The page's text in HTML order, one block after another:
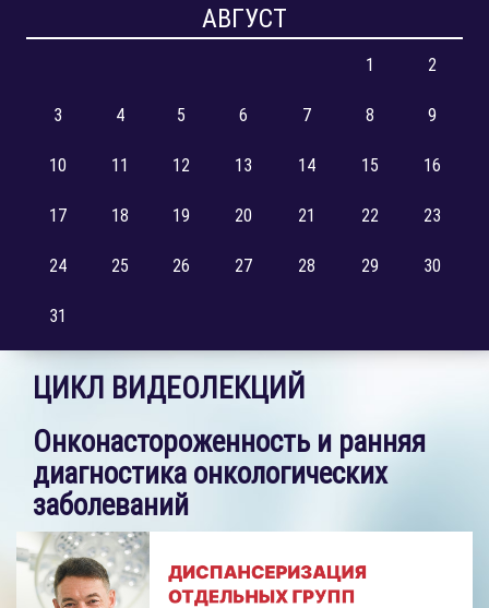
АВГУСТ
1 2
3 4 5 6 7 8 9
10 11 12 13 14 15 16
17 18 19 20 21 22 23
24 25 26 27 28 29 30
31
ЦИКЛ ВИДЕОЛЕКЦИЙ
Онконастороженность и ранняя
диагностика онкологических
заболеваний